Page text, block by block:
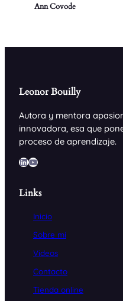
Ann Covode
Leonor Bouilly
Autora y mentora
innovadora, esa que
proceso de aprendizaje.
LinkedIn YouTube
Links
Inicio
Sobre mí
Videos
Contacto
Tienda online